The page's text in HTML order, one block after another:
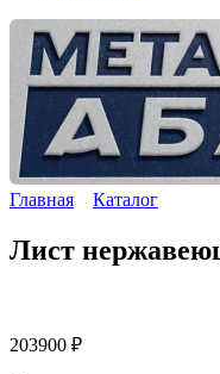
Главная Каталог
Лист
203900 ₽